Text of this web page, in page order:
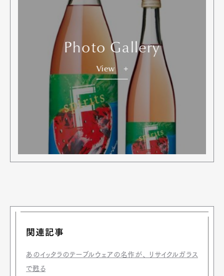
Photo Gallery
View
関連記事
あのイッタラのテーブルウェアの名作が、 リサイクルガラス
で甦る